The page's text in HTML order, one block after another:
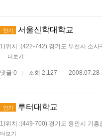
인기 서울신학대학교
1)위치 :(422-742) 경기도 부천시 소
… 더보기
댓글 0 | 조회 2,127 | 2008.07.28
인기 루터대학교
1)위치 :(449-700) 경기도 용인시 기
더보기